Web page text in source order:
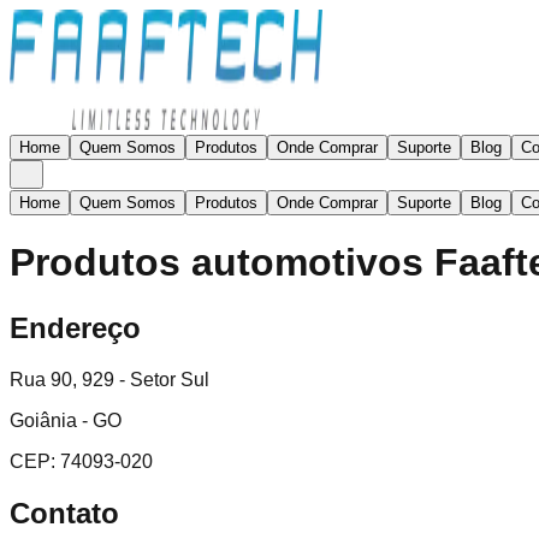
Home Quem Somos Produtos Onde Comprar Suporte Blog
Home Quem Somos Produtos Onde Comprar Suporte Blog
Produtos automotivos
Endereço
Rua 90, 929 - Setor Sul
Goiânia - GO
CEP: 74093-020
Contato